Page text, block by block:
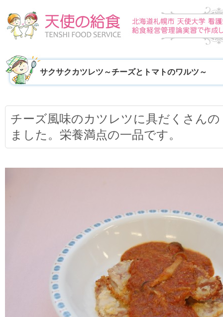
サクサクカツレツ～チーズとトマトのワルツ～
チーズ風味のカツレツに具だくさん
ました。栄養満点の一品です。